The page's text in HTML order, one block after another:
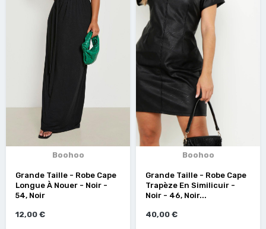
Boohoo
Grande Taille - Robe Cape
Longue À Nouer - Noir -
54, Noir
12,00 €
Boohoo
Grande Taille - Robe Cape
Trapèze En Similicuir -
Noir - 46, Noir...
40,00 €